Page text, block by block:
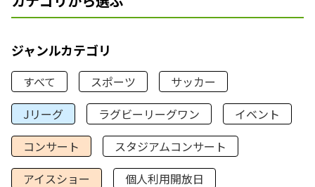
ジャンルカテゴリ
すべて スポーツ
サッカー
Jリーグ
ラグビーリーグワン
イベント
コンサート
スタジアムコンサート
アイスショー
個人利用開放日